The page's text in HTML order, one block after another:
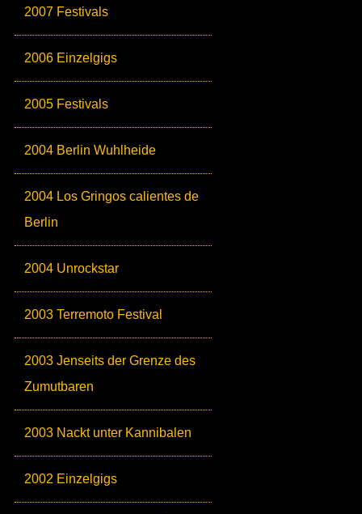
2007 Festivals
2006 Einzelgigs
2005 Festivals
2004 Berlin Wuhlheide
2004 Los Gringos calientes de
Berlin
2004 Unrockstar
2003 Terremoto Festival
2003 Jenseits der Grenze des
Zumutbaren
2003 Nackt unter Kannibalen
2002 Einzelgigs